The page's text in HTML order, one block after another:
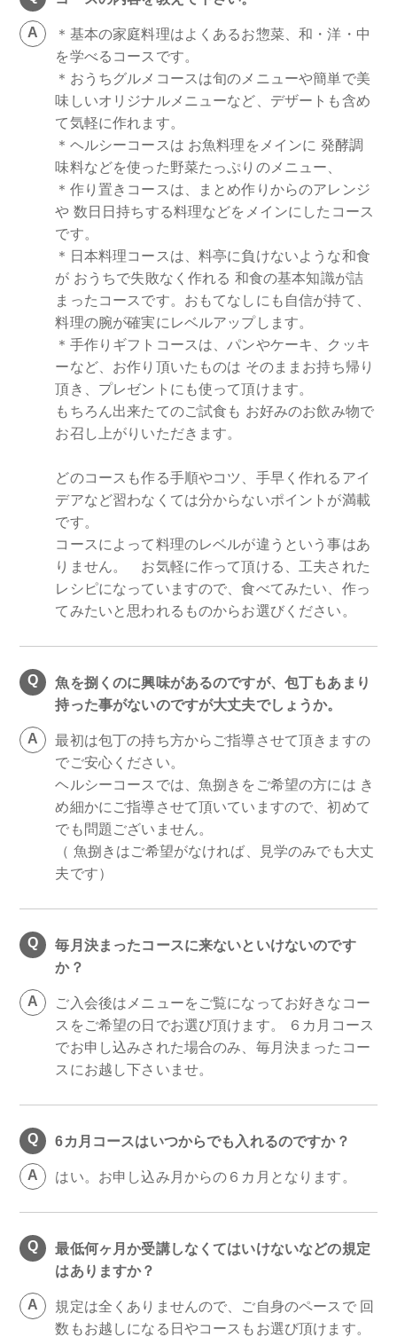
＊基本の家庭料理はよくあるお惣菜、和・洋・中
を学べるコースです。
＊おうちグルメコースは旬のメニューや簡単で美
味しいオリジナルメニューなど、デザートも含め
て気軽に作れます。
＊ヘルシーコースは お魚料理をメインに 発酵調
味料などを使った野菜たっぷりのメニュー、
＊作り置きコースは、まとめ作りからのアレンジ
や 数日日持ちする料理などをメインにしたコース
です。
＊日本料理コースは、料亭に負けないような和食
が おうちで失敗なく作れる 和食の基本知識が詰
まったコースです。おもてなしにも自信が持て、
料理の腕が確実にレベルアップします。
＊手作りギフトコースは、パンやケーキ、クッキ
ーなど、お作り頂いたものは そのままお持ち帰り
頂き、プレゼントにも使って頂けます。
もちろん出来たてのご試食も お好みのお飲み物で
お召し上がりいただきます。
どのコースも作る手順やコツ、手早く作れるアイ
デアなど習わなくては分からないポイントが満載
です。
コースによって料理のレベルが違うという事はあ
りません。 お気軽に作って頂ける、工夫された
レシピになっていますので、食べてみたい、作っ
てみたいと思われるものからお選びください。
魚を捌くのに興味があるのですが、包丁もあまり
持った事がないのですが大丈夫でしょうか。
最初は包丁の持ち方からご指導させて頂きますの
でご安心ください。
ヘルシーコースでは、魚捌きをご希望の方には き
め細かにご指導させて頂いていますので、初めて
でも問題ございません。
（ 魚捌きはご希望がなければ、見学のみでも大丈
夫です）
毎月決まったコースに来ないといけないのです
か？
ご入会後はメニューをご覧になってお好きなコー
スをご希望の日でお選び頂けます。 ６カ月コース
でお申し込みされた場合のみ、毎月決まったコー
スにお越し下さいませ。
6カ月コースはいつからでも入れるのですか？
はい。お申し込み月からの６カ月となります。
最低何ヶ月か受講しなくてはいけないなどの規定
はありますか？
規定は全くありませんので、ご自身のペースで 回
数もお越しになる日やコースもお選び頂けます。